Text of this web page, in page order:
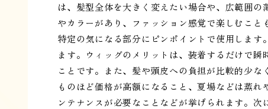
は、髪型全体を大きく変えたい場合や、広範囲
やカラーがあり、ファッション感覚で楽しむこと
特定の気になる部分にピンポイントで使用しま
ます。ウィッグのメリットは、装着するだけで
ことです。また、髪や頭皮への負担が比較的少
ものほど価格が高額になること、夏場などは蒸
ンテナンスが必要なことなどが挙げられます。